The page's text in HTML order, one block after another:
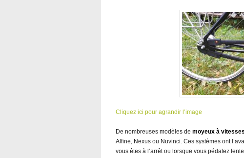
Cliquez ici pour agrandir l’image
De nombreuses modèles de moyeux à
Alfine, Nexus ou Nuvinci. Ces systèmes ont
vous êtes à l’arrêt ou lorsque vous pédalez